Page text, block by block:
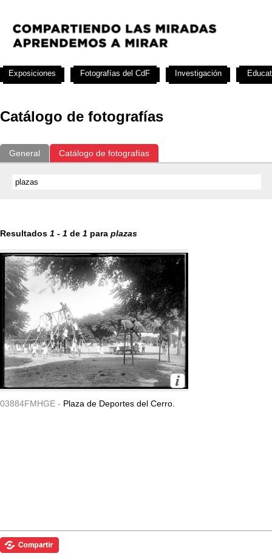
Catálogo de fotografías
General Catálogo de fotografías
Resultados 1 - 1 de 1 para plazas
03884FMHGE - Plaza de Deportes del Cerro.
Exposiciones Fotografías del CdF Investigación